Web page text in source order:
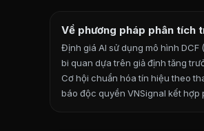
Về phương pháp phân tích
Định giá AI sử dụng mô hình
bi quan dựa trên giả định tăng
Cơ hội chuẩn hóa tín hiệu theo
báo độc quyền VNSignal kết